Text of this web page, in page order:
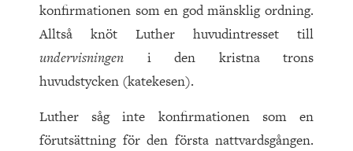
konfirmationen som en god mänsklig ordning.
Alltså knöt Luther huvudintresset till
undervisningen i den kristna trons
huvudstycken (katekesen).
Luther såg inte konfirmationen som en
förutsättning för den första nattvardsgången.